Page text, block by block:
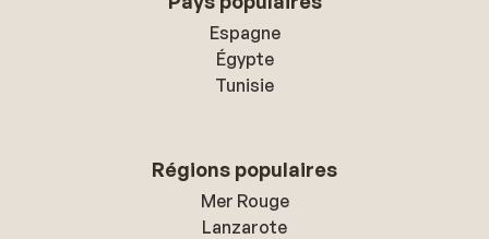
Espagne
Égypte
Tunisie
Régions populaires
Mer Rouge
Lanzarote